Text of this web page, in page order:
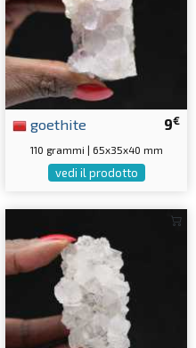
9€
goethite
110 grammi | 65x35x40 mm
vedi il prodotto